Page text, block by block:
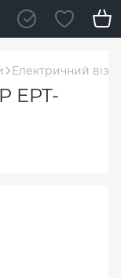
Електричний
EPT-